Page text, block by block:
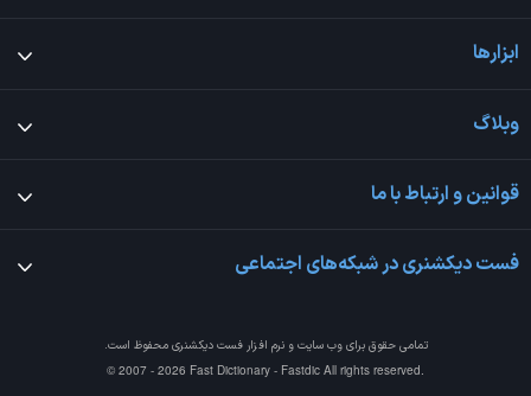
ابزارها
وبلاگ
قوانین و ارتباط با ما
فست دیکشنری در شبکه‌های اجتماعی
تمامی حقوق برای وب سایت و نرم افزارفست دیکشنری محفوظ است.
© 2007 - 2026 Fast Dictionary - Fastdic All rights reserved.